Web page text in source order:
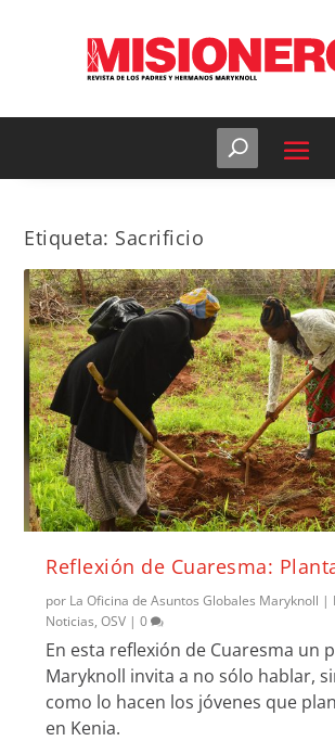
Etiqueta: Sacrificio
Reflexión de Cuaresma:
por La Oficina de Asuntos Globales Maryknoll |
Noticias,OSV |0
En esta reflexión de Cuaresma un
Maryknoll invita a no sólo hablar,
como lo hacen los jóvenes que
en Kenia.